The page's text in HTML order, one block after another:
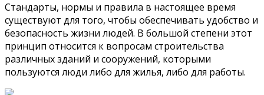
Стандарты, нормы и правила в настоящее время
существуют для того, чтобы обеспечивать удобство и
безопасность жизни людей. В большой степени этот
принцип относится к вопросам строительства
различных зданий и сооружений, которыми
пользуются люди либо для жилья, либо для работы.